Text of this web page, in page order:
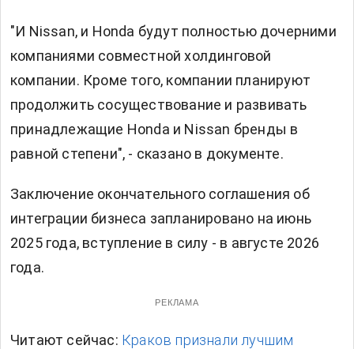
"И Nissan, и Honda будут полностью дочерними
компаниями совместной холдинговой
компании. Кроме того, компании планируют
продолжить сосуществование и развивать
принадлежащие Honda и Nissan бренды в
равной степени", - сказано в документе.
Заключение окончательного соглашения об
интеграции бизнеса запланировано на июнь
2025 года, вступление в силу - в августе 2026
года.
РЕКЛАМА
Читают сейчас: Краков признали лучшим